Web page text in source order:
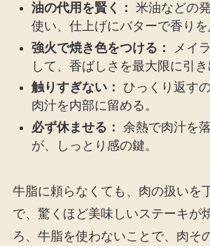
油の代用を賢く： 米油などの
使い、仕上げにバターで香りを
強火で焼き色をつける：
メイ
して、香ばしさを最大限に引き
触りすぎない：
ひっくり返す
肉汁を内部に留める。
必ず休ませる： 余熱で肉汁を
が、しっとり感の鍵。
牛脂に頼らなくても、肉の扱いを
で、驚くほど美味しいステーキが
ろ、牛脂を使わないことで、肉そ